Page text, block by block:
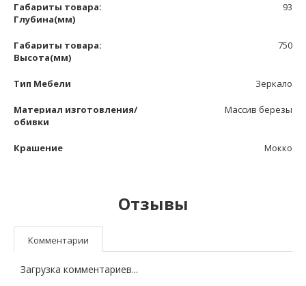
Габариты товара:
Глубина(мм)
93
Габариты товара:
Высота(мм)
750
Тип Мебели Зеркало
Материал изготовления/
обивки
Массив березы
Крашение Мокко
Отзывы
Комментарии
Загрузка комментариев...